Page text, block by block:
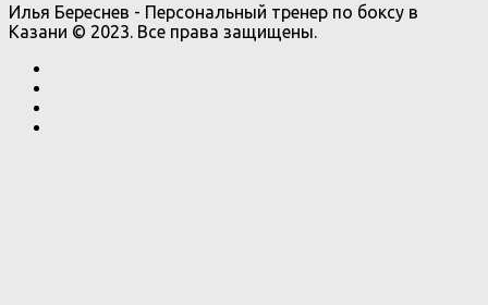
Илья Береснев - Персональный тренер по боксу в
Казани © 2023. Все права защищены.